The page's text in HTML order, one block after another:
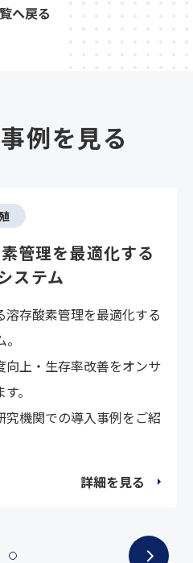
へ戻る
例を見る
管理を最適化する
ステム
存酸素管理を最適化する
向上・生存率改善をオンサ
。
機関での導入事例をご紹
詳細を見る